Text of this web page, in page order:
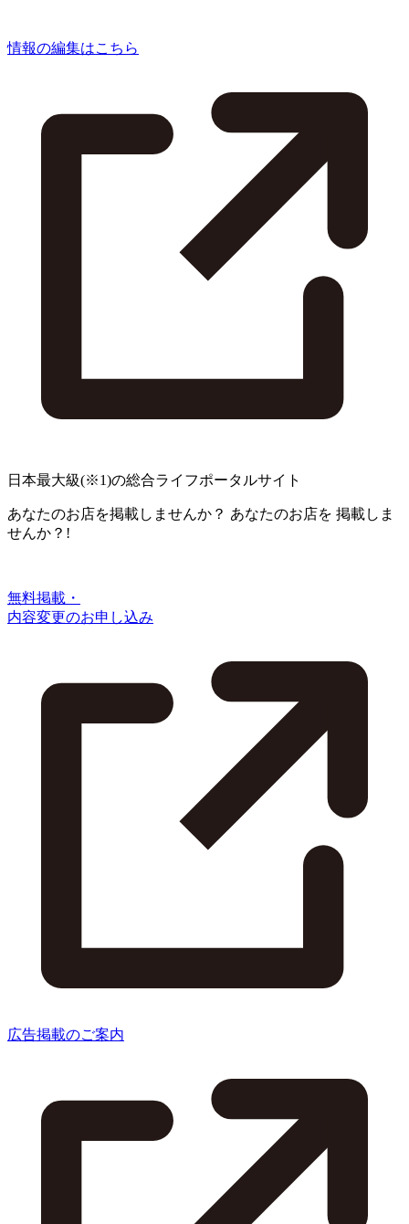
情報の編集はこちら
日本最大級(※1)の総合ライフポータルサイト
あなたのお店を掲載しませんか？ あなたのお店を 掲載しま
せんか？!
無料掲載・
内容変更のお申し込み
広告掲載のご案内